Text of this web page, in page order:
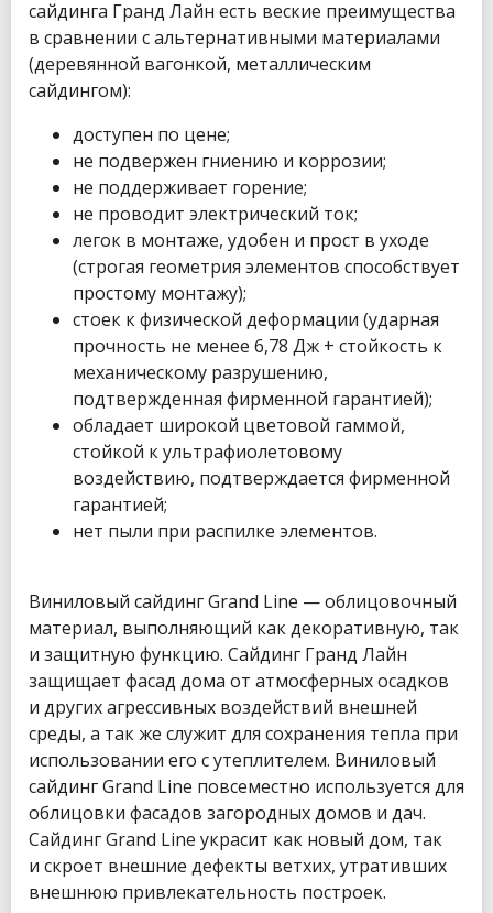
сайдинга Гранд Лайн есть веские преимущества
в сравнении с альтернативными материалами
(деревянной вагонкой, металлическим
сайдингом):
доступен по цене;
не подвержен гниению и коррозии;
не поддерживает горение;
не проводит электрический ток;
легок в монтаже, удобен и прост в уходе
(строгая геометрия элементов способствует
простому монтажу);
стоек к физической деформации (ударная
прочность не менее 6,78 Дж + стойкость к
механическому разрушению,
подтвержденная фирменной гарантией);
обладает широкой цветовой гаммой,
стойкой к ультрафиолетовому
воздействию, подтверждается фирменной
гарантией;
нет пыли при распилке элементов.
Виниловый сайдинг Grand Line — облицовочный
материал, выполняющий как декоративную, так
и защитную функцию. Сайдинг Гранд Лайн
защищает фасад дома от атмосферных осадков
и других агрессивных воздействий внешней
среды, а так же служит для сохранения тепла при
использовании его с утеплителем. Виниловый
сайдинг Grand Line повсеместно используется для
облицовки фасадов загородных домов и дач.
Сайдинг Grand Line украсит как новый дом, так
и скроет внешние дефекты ветхих, утративших
внешнюю привлекательность построек.